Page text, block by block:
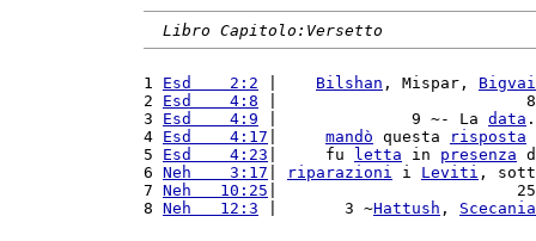
Libro Capitolo:Versetto
1 Esd    2:2 Bilshan , Mispar, Bigvai
2 Esd    4:8 |                          8
3 Esd    4:9 |              9 ~- La data
4 Esd    4:17 mandò questa risposta
5 Esd    4:23 |     fu letta in presenza
6 Neh    3:17 riparazioni i Leviti ,
7 Neh   10:25 |                         25
8 Neh   12:3 |       3 ~Hattush , Scecania